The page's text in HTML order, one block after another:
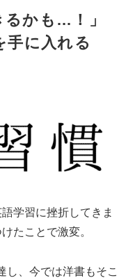
るかも…！」
手に入れる
学習に挫折してきま
たことで激変。
、今では洋書もそこ